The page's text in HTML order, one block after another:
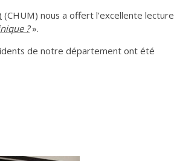
(CHUM) nous a offert l’excellente lecture
?».
de notre département ont été